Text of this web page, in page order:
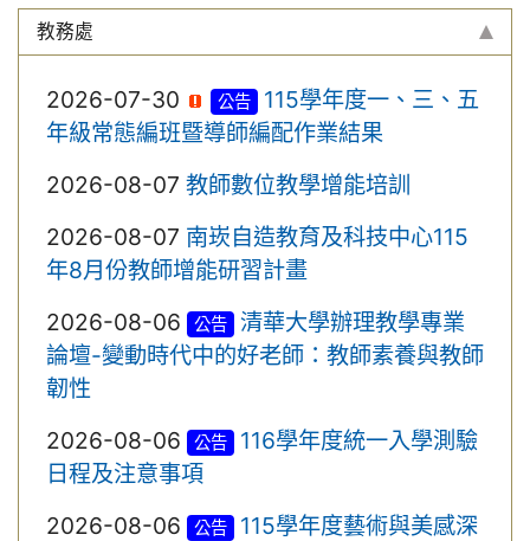
教務處
2026-07-30 公告
115學年度一、三、五
年級常態編班暨導師編配作業結果
2026-08-07 教師數位教學增能培訓
2026-08-07 南崁自造教育及科技中心115
年8月份教師增能研習計畫
2026-08-06
公告
清華大學辦理教學專業
論壇-變動時代中的好老師：教師素養與教師
韌性
2026-08-06
公告
116學年度統一入學測驗
日程及注意事項
2026-08-06
公告
115學年度藝術與美感深